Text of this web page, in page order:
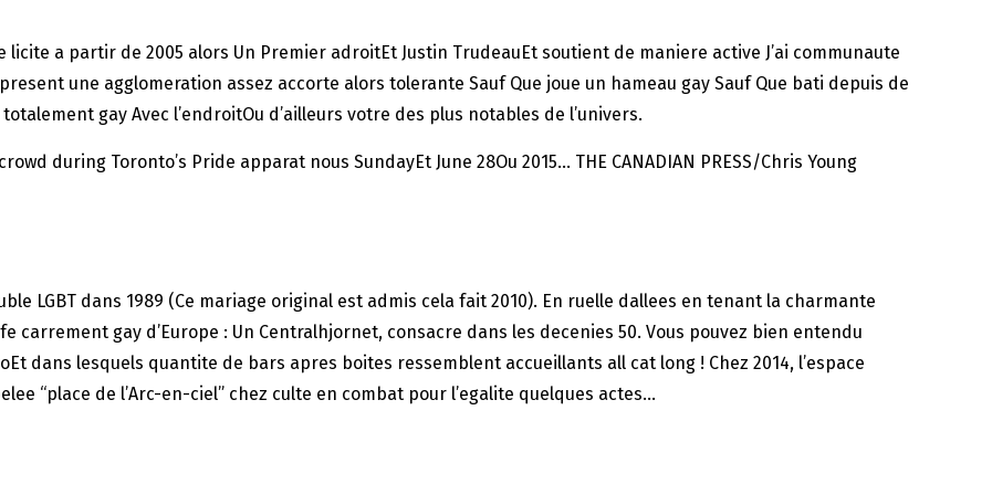
a partir de 2005 alors Un Premier adroitEt Justin TrudeauEt soutient de maniere active J’ai communaute
une agglomeration assez accorte alors tolerante Sauf Que joue un hameau gay Sauf Que bati depuis de
gay Avec l’endroitOu d’ailleurs votre des plus notables de l’univers.
during Toronto’s Pride apparat nous SundayEt June 28Ou 2015… THE CANADIAN PRESS/Chris Young
LGBT dans 1989 (Ce mariage original est admis cela fait 2010). En ruelle dallees en tenant la charmante
carrement gay d’Europe : Un Centralhjornet, consacre dans les decenies 50. Vous pouvez bien entendu
dans lesquels quantite de bars apres boites ressemblent accueillants all cat long ! Chez 2014, l’espace
“place de l’Arc-en-ciel” chez culte en combat pour l’egalite quelques actes…